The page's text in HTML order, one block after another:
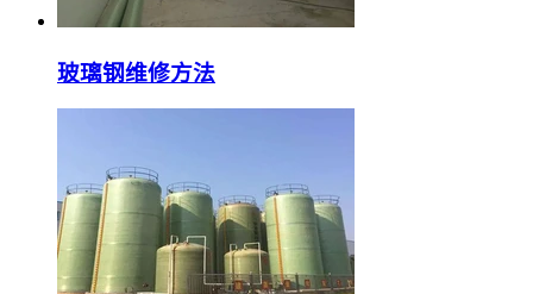
玻璃钢维修方法